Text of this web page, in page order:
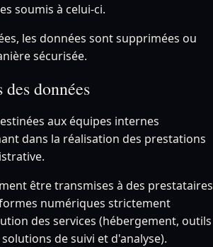
soumis à celui-ci.
les données sont supprimées ou
sécurisée.
données
aux équipes internes
dans la réalisation des prestations
être transmises à des prestataires
numériques strictement
des services (hébergement, outils
de suivi et d'analyse).